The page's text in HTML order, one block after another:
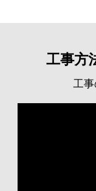
工事方
工